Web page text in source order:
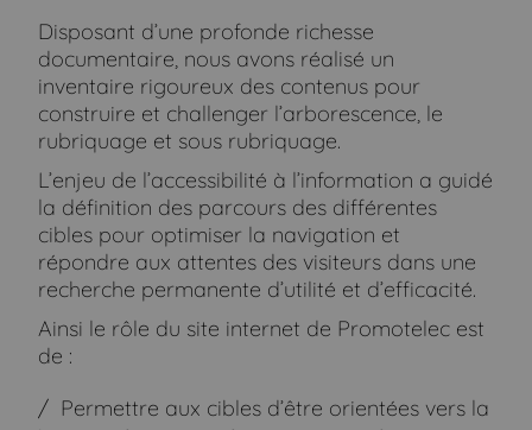
Disposant d’une profonde richesse
documentaire, nous avons réalisé un
inventaire rigoureux des contenus pour
construire et challenger l’arborescence, le
rubriquage et sous rubriquage.
L’enjeu de l’accessibilité à l’information a guidé
la définition des parcours des différentes
cibles pour optimiser la navigation et
répondre aux attentes des visiteurs dans une
recherche permanente d’utilité et d’efficacité.
Ainsi le rôle du site internet de Promotelec est
de :
Permettre aux cibles d’être orientées vers la